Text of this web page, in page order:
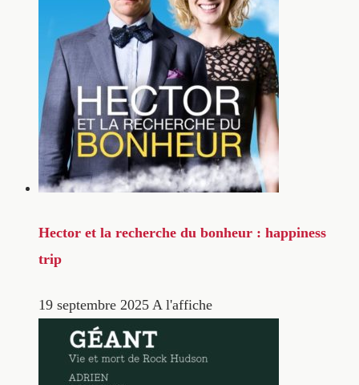
Hector et la recherche du bonheur : happiness
trip
19 septembre 2025 A l'affiche